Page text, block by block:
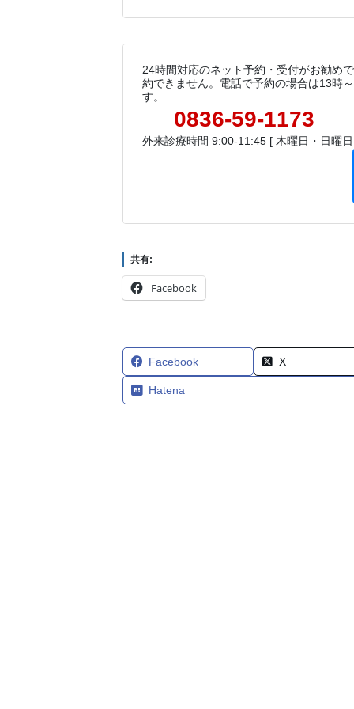
24時間対応のネット予約・受付がお勧め
約できません。電話で予約の場合は13時
す。
0836-59-1173
外来診療時間 9:00-11:45 [ 木曜日・日曜
共有:
Facebook
Facebook X
Hatena